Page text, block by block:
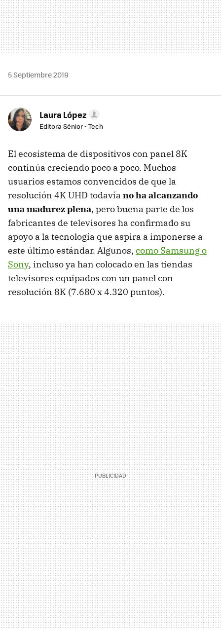
5 Septiembre 2019
Laura López
Editora Sénior - Tech
El ecosistema de dispositivos con panel 8K
continúa creciendo poco a poco. Muchos
usuarios estamos convencidos de que la
resolución 4K UHD todavía no ha alcanzando
una madurez plena, pero buena parte de los
fabricantes de televisores ha confirmado su
apoyo a la tecnología que aspira a imponerse a
este último estándar. Algunos, como Samsung o
Sony, incluso ya han colocado en las tiendas
televisores equipados con un panel con
resolución 8K (7.680 x 4.320 puntos).